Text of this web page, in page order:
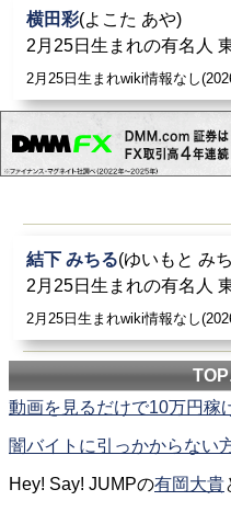
横田彩(よこた あや)
2月25日生まれの有名人
2月25日生まれwiki情報なし
結下 みちる(ゆいもと み
2月25日生まれの有名人
2月25日生まれwiki情報なし
動画を見るだけで10万円稼
闇バイトに引っかからない
Hey! Say! JUMPの有岡大貴